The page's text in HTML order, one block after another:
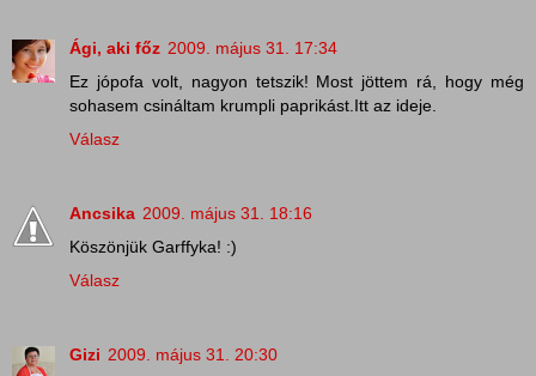
Ági, aki főz 2009. május 31. 17:34
Ez jópofa volt, nagyon tetszik! Most jöttem rá, hogy még
sohasem csináltam krumpli paprikást.Itt az ideje.
Válasz
Ancsika 2009. május 31. 18:16
Köszönjük Garffyka! :)
Válasz
Gizi 2009. május 31. 20:30